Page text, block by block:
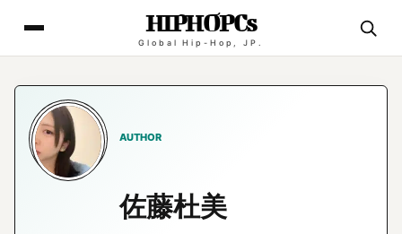
HIPHOPCs
Global Hip-Hop, JP.
AUTHOR
佐藤杜美